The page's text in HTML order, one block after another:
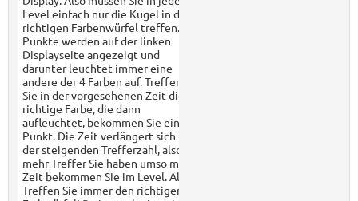
Level einfach nur die Kugel in den
richtigen Farbenwürfel treffen.
Punkte werden auf der linken
Displayseite angezeigt und
darunter leuchtet immer eine
andere der 4 Farben auf. Treffen
Sie in der vorgesehenen Zeit die
richtige Farbe, die dann
aufleuchtet, bekommen Sie einen
Punkt. Die Zeit verlängert sich mit
der steigenden Trefferzahl, also: je
mehr Treffer Sie haben umso mehr
Zeit bekommen Sie im Level. Also:
Treffen Sie immer den richtigen